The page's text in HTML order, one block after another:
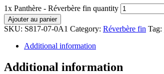
1x Panthère - Réverbère fin quantity
Ajouter au panier
SKU: S817-07-0A1 Category: Réverbère fin Tag:
Additional information
Additional information